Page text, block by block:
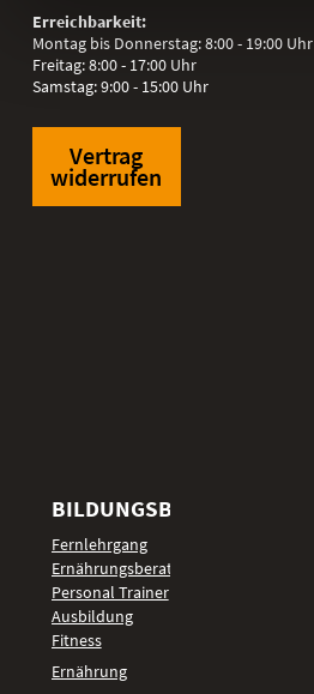
Erreichbarkeit:
Montag bis Donnerstag: 8:00 - 19:00 Uhr
Freitag: 8:00 - 17:00 Uhr
Samstag: 9:00 - 15:00 Uhr
Vertrag
widerrufen
BILDUNGSBEREICHE
Fernlehrgang
Ernährungsberater
Personal Trainer
Ausbildung
Fitness
Ernährung